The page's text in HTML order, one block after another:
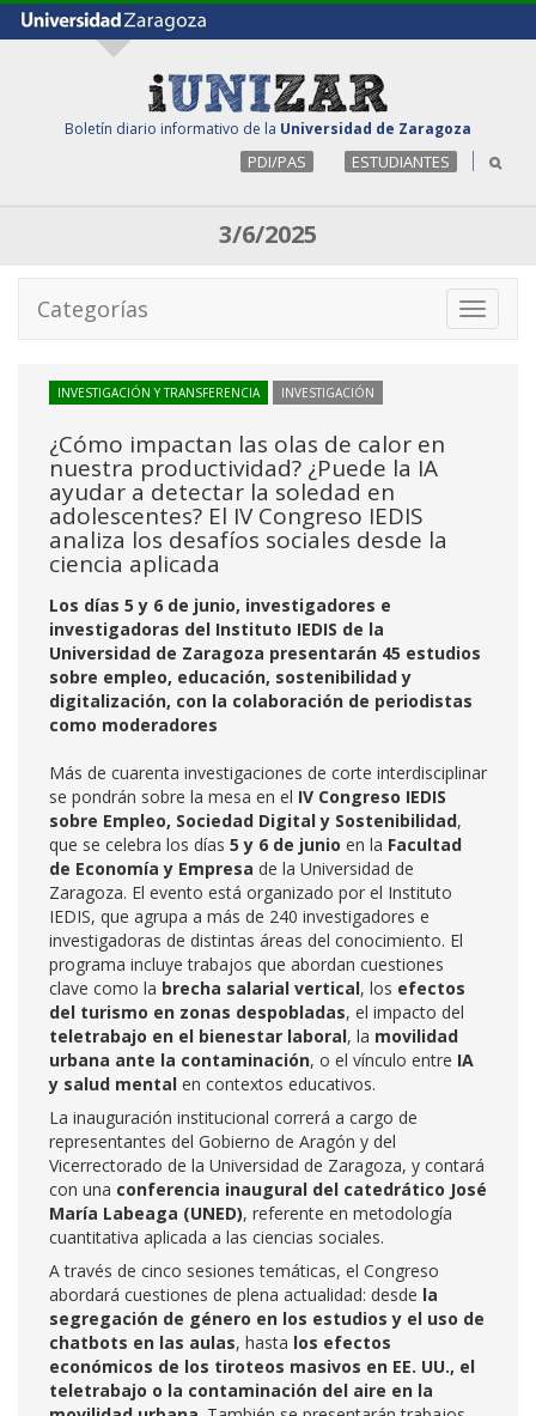
Boletín diario informativo de la Universidad de Zaragoza
PDI/PAS ESTUDIANTES
3/6/2025
Toggle
Categorías
INVESTIGACIÓN Y TRANSFERENCIA INVESTIGACIÓN
¿Cómo impactan las olas de calor en
nuestra productividad? ¿Puede la IA
ayudar a detectar la soledad en
adolescentes? El IV Congreso IEDIS
analiza los desafíos sociales desde la
ciencia aplicada
Los días 5 y 6 de junio, investigadores e
investigadoras del Instituto IEDIS de la
Universidad de Zaragoza presentarán 45 estudios
sobre empleo, educación, sostenibilidad y
digitalización, con la colaboración de periodistas
como moderadores
Más de cuarenta investigaciones de corte interdisciplinar
se pondrán sobre la mesa en el IV Congreso IEDIS
sobre Empleo, Sociedad Digital y Sostenibilidad,
que se celebra los días 5 y 6 de junio en la Facultad
de Economía y Empresa de la Universidad de
Zaragoza. El evento está organizado por el Instituto
IEDIS, que agrupa a más de 240 investigadores e
investigadoras de distintas áreas del conocimiento. El
programa incluye trabajos que abordan cuestiones
clave como la brecha salarial vertical, los efectos
del turismo en zonas despobladas, el impacto del
teletrabajo en el bienestar laboral, la movilidad
urbana ante la contaminación, o el vínculo entre IA
y salud mental en contextos educativos.
La inauguración institucional correrá a cargo de
representantes del Gobierno de Aragón y del
Vicerrectorado de la Universidad de Zaragoza, y contará
con una conferencia inaugural del catedrático José
María Labeaga (UNED), referente en metodología
cuantitativa aplicada a las ciencias sociales.
A través de cinco sesiones temáticas, el Congreso
abordará cuestiones de plena actualidad: desde la
segregación de género en los estudios y el uso de
chatbots en las aulas, hasta los efectos
económicos de los tiroteos masivos en EE. UU., el
teletrabajo o la contaminación del aire en la